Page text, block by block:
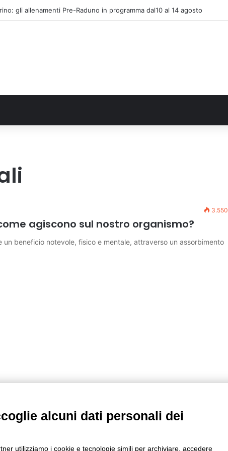
gli allenamenti Pre-Raduno in programma dal10 al 14 agosto
3.550
agiscono sul nostro organismo?
beneficio notevole, fisico e mentale, attraverso un assorbimento
alcuni dati personali dei
utilizziamo i cookie e tecnologie simili per archiviare, accedere